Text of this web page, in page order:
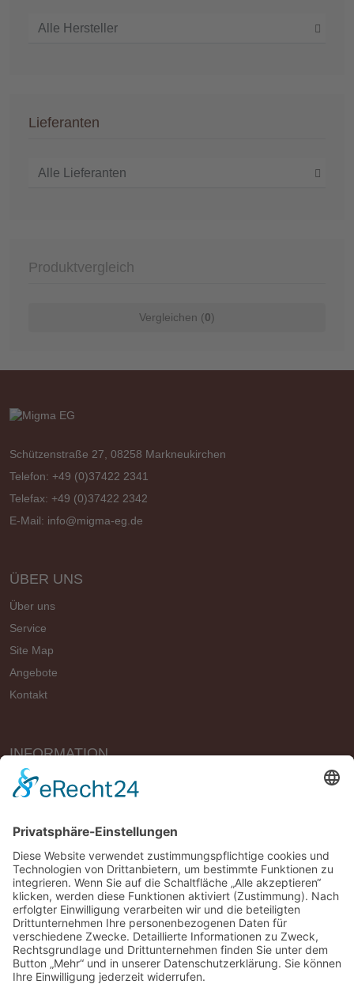
Lieferanten
Produktvergleich
Vergleichen (0)
Schützenstraße 27, 08258 Markneukirchen
Telefon: +49 (0)37422 2341
Telefax: +49 (0)37422 2342
E-Mail: info@migma-eg.de
ÜBER UNS
Über uns
Service
Site Map
Angebote
Kontakt
INFORMATION
Vertrag widerrufen
Geschäftsbedingungen (AGB)
Widerrufsbelehrung
Versandbedingungen